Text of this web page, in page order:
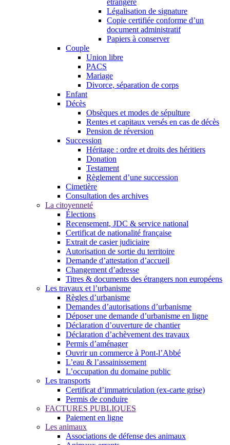
étrangère
Légalisation de signature
Copie certifiée conforme d’un
document administratif
Papiers à conserver
Couple
Union libre
PACS
Mariage
Divorce, séparation de corps
Enfant
Décès
Obsèques et modes de sépulture
Rentes et capitaux versés en cas de décès
Pension de réversion
Succession
Héritage : ordre et droits des héritiers
Donation
Testament
Règlement d’une succession
Cimetière
Consultation des archives
La citoyenneté
Élections
Recensement, JDC & service national
Certificat de nationalité française
Extrait de casier judiciaire
Autorisation de sortie du territoire
Demande d’attestation d’accueil
Changement d’adresse
Titres & documents des étrangers non européens
Les travaux et l’urbanisme
Règles d’urbanisme
Demandes d’autorisations d’urbanisme
Déposer une demande d’urbanisme en ligne
Déclaration d’ouverture de chantier
Déclaration d’achèvement des travaux
Permis d’aménager
Ouvrir un commerce à Pont-l’Abbé
L’eau & l’assainissement
L’occupation du domaine public
Les transports
Certificat d’immatriculation (ex-carte grise)
Permis de conduire
FACTURES PUBLIQUES
Paiement en ligne
Les animaux
Associations de défense des animaux